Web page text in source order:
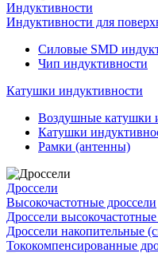
Индуктивности
Индуктивности для
Силовые SMD
Чип индуктивности
Катушки индуктивности
Воздушные катушки
Катушки
Рамки (антенны)
Дроссели
Высокочастотные дроссели
Дроссели
Дроссели накопительные
Тококомпенсированные